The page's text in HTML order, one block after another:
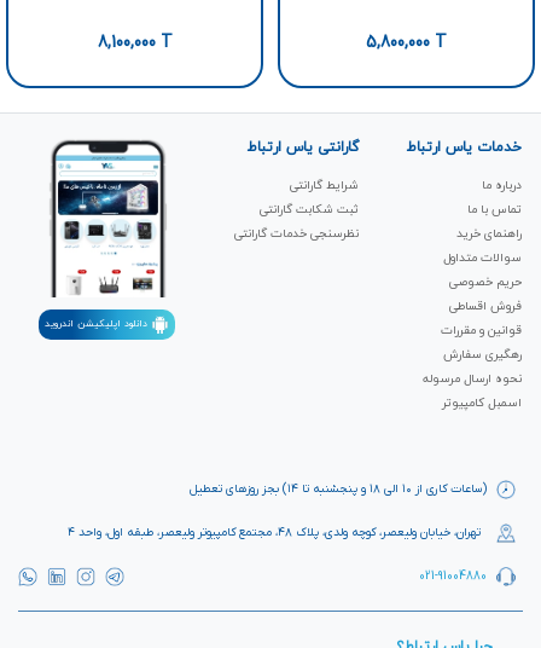
5,800,000 T
8,100,000T
(ساعات کاری از ۱۰ الی ۱۸ و پنجشنبه تا ۱۴) بجز روزهای تعطیل
تهران، خیابان ولیعصر، کوچه ولدی، پلاک ۴۸، مجتمع کامپیوتر ولیعصر، طبقه اول، واحد ۴
021-91004880
خدمات یاس ارتباط
درباره ما
تماس با ما
راهنمای خرید
سوالات متداول
حریم خصوصی
فروش اقساطی
قوانین و مقررات
رهگیری سفارش
نحوه ارسال مرسوله
اسمبل کامپیوتر
گارانتی یاس ارتباط
شرایط گارانتی
ثبت شکابت‌ گارانتی
نظرسنجی خدمات گارانتی
دانلود اپلیکیشن اندروید